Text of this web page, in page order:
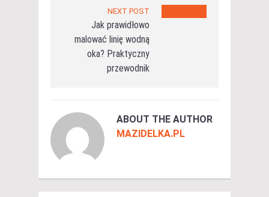
NEXT POST
Jak prawidłowo
malować linię wodną
oka? Praktyczny
przewodnik
ABOUT THE AUTHOR
MAZIDELKA.PL